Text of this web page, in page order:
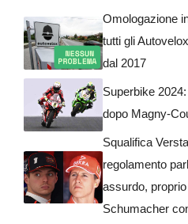
Omologazione
tutti gli
dal 2017
Superbike
dopo Magny-
Squalifica
regolamento
assurdo,
Schumacher